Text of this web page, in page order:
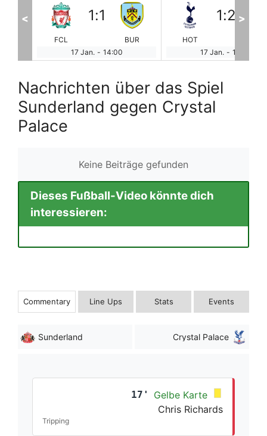
HOT
1:2
WES
17 Jan. - 14:00
CHE
2:0
17 Jan. - 14:00
< >
Nachrichten über das Spiel
Sunderland gegen Crystal
Palace
Keine Beiträge gefunden
Dieses Fußball-Video könnte dich
interessieren:
Commentary Line Ups Stats Events
Sunderland Crystal Palace
17'
Gelbe Karte
Chris Richards
Tripping